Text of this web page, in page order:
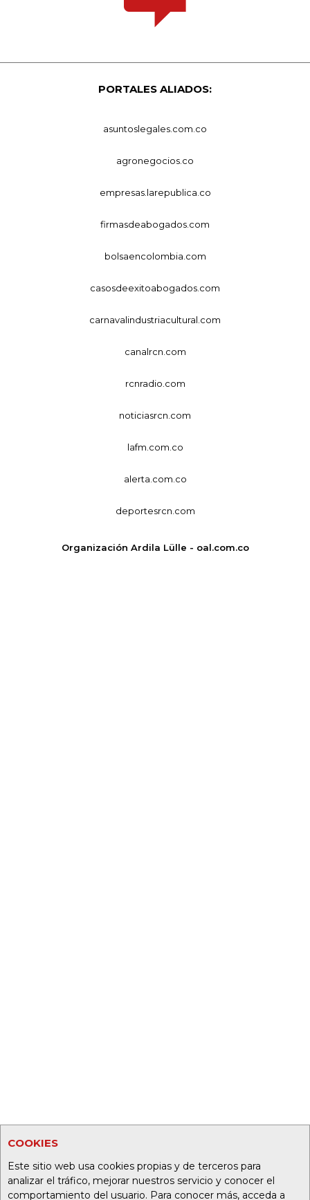
COOKIES
Este sitio web usa cookies propias y de terceros para
analizar el tráfico, mejorar nuestros servicio y conocer el
comportamiento del usuario. Para conocer más, acceda a
PORTALES ALIADOS:
asuntoslegales.com.co
agronegocios.co
empresas.larepublica.co
firmasdeabogados.com
bolsaencolombia.com
casosdeexitoabogados.com
carnavalindustriacultural.com
canalrcn.com
rcnradio.com
noticiasrcn.com
lafm.com.co
alerta.com.co
deportesrcn.com
Organización Ardila Lülle - oal.com.co